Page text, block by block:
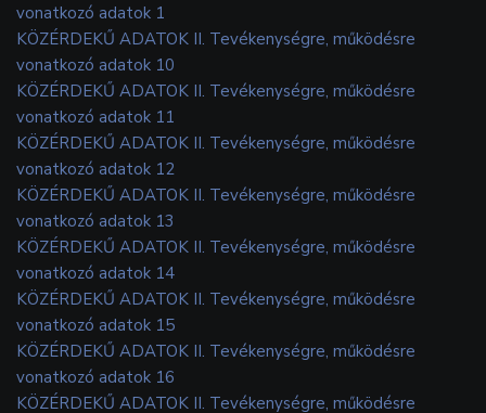
vonatkozó adatok 1
KÖZÉRDEKŰ ADATOK II. Tevékenységre, működésre
vonatkozó adatok 10
KÖZÉRDEKŰ ADATOK II. Tevékenységre, működésre
vonatkozó adatok 11
KÖZÉRDEKŰ ADATOK II. Tevékenységre, működésre
vonatkozó adatok 12
KÖZÉRDEKŰ ADATOK II. Tevékenységre, működésre
vonatkozó adatok 13
KÖZÉRDEKŰ ADATOK II. Tevékenységre, működésre
vonatkozó adatok 14
KÖZÉRDEKŰ ADATOK II. Tevékenységre, működésre
vonatkozó adatok 15
KÖZÉRDEKŰ ADATOK II. Tevékenységre, működésre
vonatkozó adatok 16
KÖZÉRDEKŰ ADATOK II. Tevékenységre, működésre